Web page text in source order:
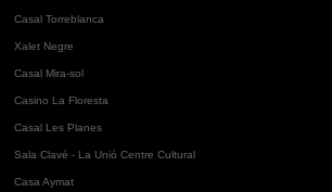
Casal Torreblanca
Xalet Negre
Casal Mira-sol
Casino La Floresta
Casal Les Planes
Sala Clavé - La Unió Centre Cultural
Casa Aymat